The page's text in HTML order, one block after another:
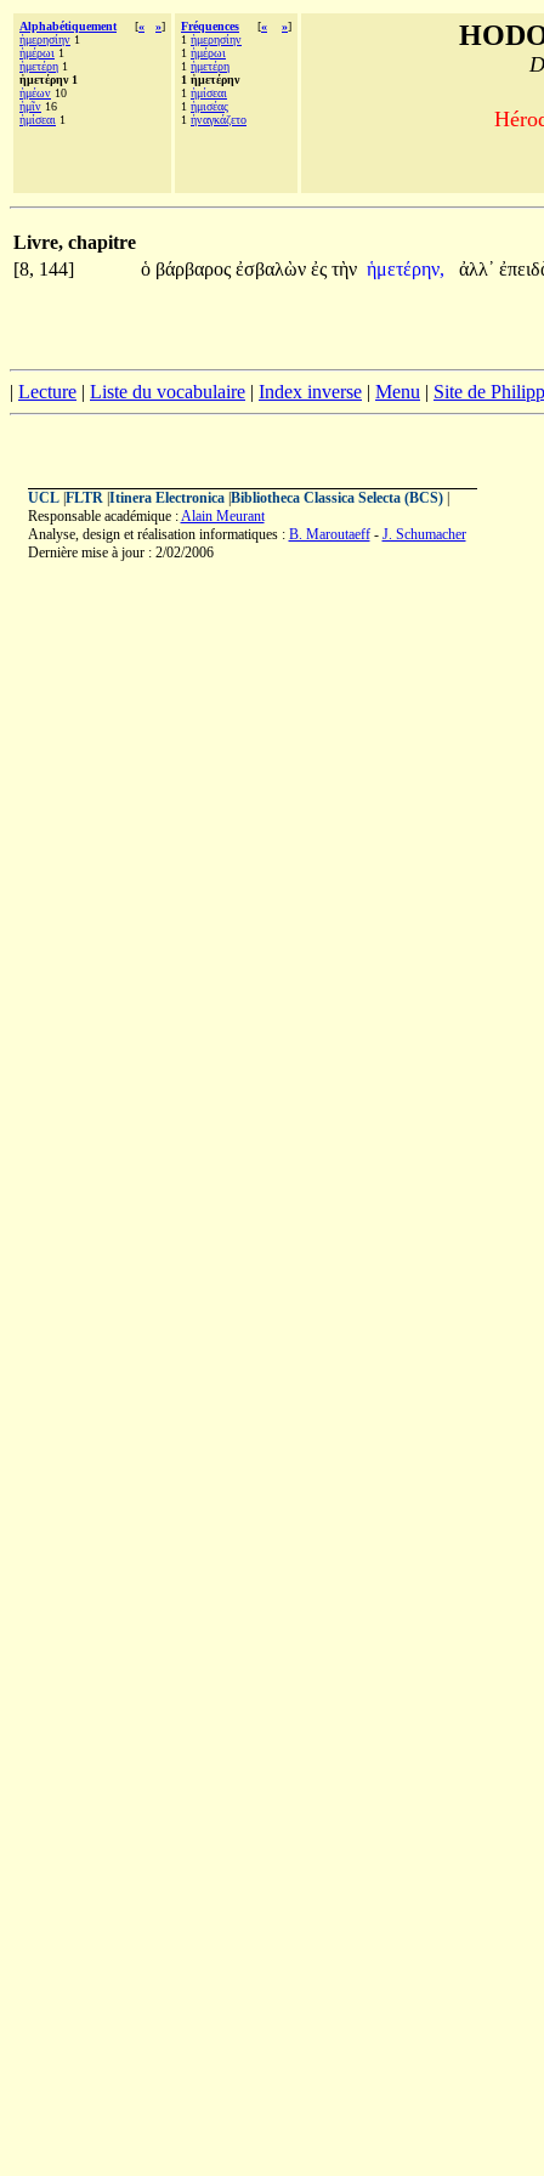
Alphabétiquement [« »]
ἡμερησίην 1
ἡμέρωι 1
ἡμετέρη 1
ἡμετέρην 1
ἡμέων 10
ἡμῖν 16
ἡμίσεαι 1
Fréquences [« »]
1 ἡμερησίην
1 ἡμέρωι
1 ἡμετέρη
1 ἡμετέρην
1 ἡμίσεαι
1 ἡμισέας
1 ἠναγκάζετο
Livre, chapitre
[8, 144]
ὁ βάρβαρος ἐσβαλὼν ἐς τὴν ἡμετέρην, ἀλλ᾽
| Lecture | Liste du vocabulaire | Index inverse | Menu | Site de
UCL| FLTR| Itinera Electronica| Bibliotheca Classica Selecta (BCS)|
Responsable académique :Alain Meurant
Analyse, design et réalisation informatiques : B. Maroutaeff- J. Schumacher
Dernière mise à jour : 2/02/2006